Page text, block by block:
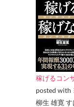
稼げるコン
posted with
柳生 雄寛